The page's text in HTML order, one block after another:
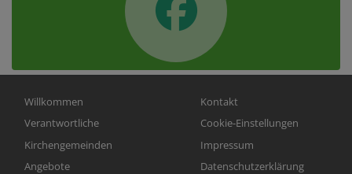
Hauptnavigation
Willkommen
Verantwortliche
Kirchengemeinden
Angebote
Fußbereichsmenü
Kontakt
Cookie-Einstellungen
Impressum
Datenschutzerklärung